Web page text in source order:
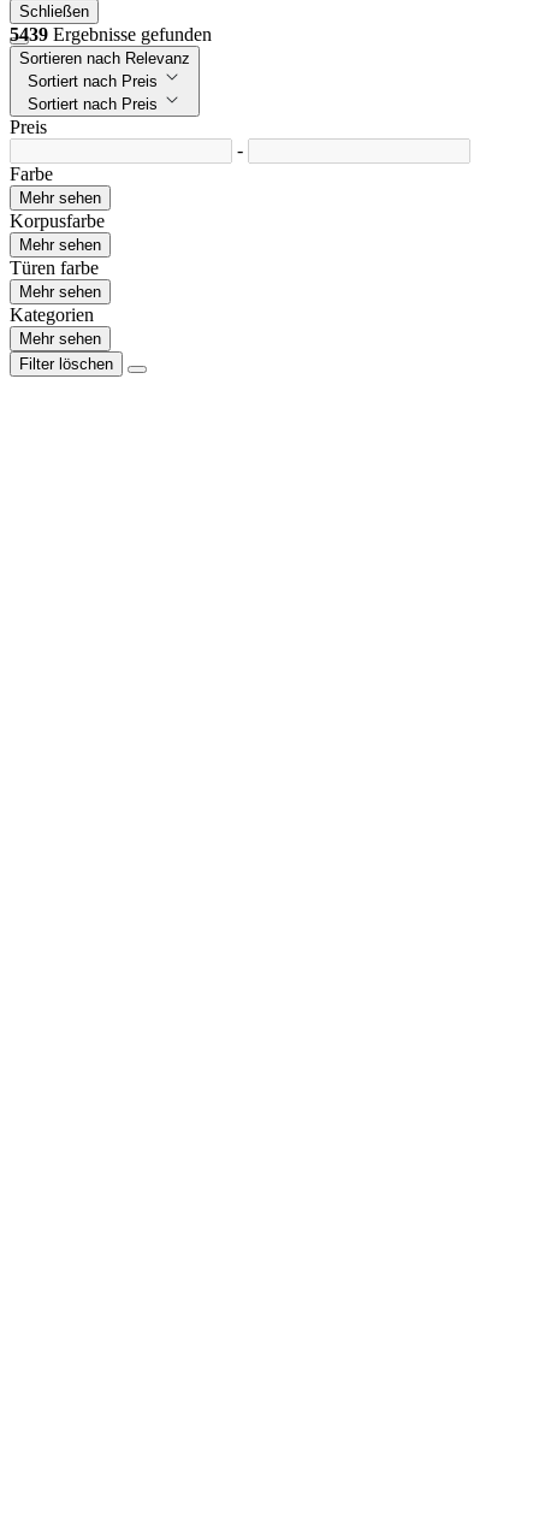
Schließen
5439 Ergebnisse gefunden
Sortieren nach Relevanz
Sortiert nach Preis
Sortiert nach Preis
Preis
-
Farbe
Mehr sehen
Korpusfarbe
Mehr sehen
Türen farbe
Mehr sehen
Kategorien
Mehr sehen
Filter löschen